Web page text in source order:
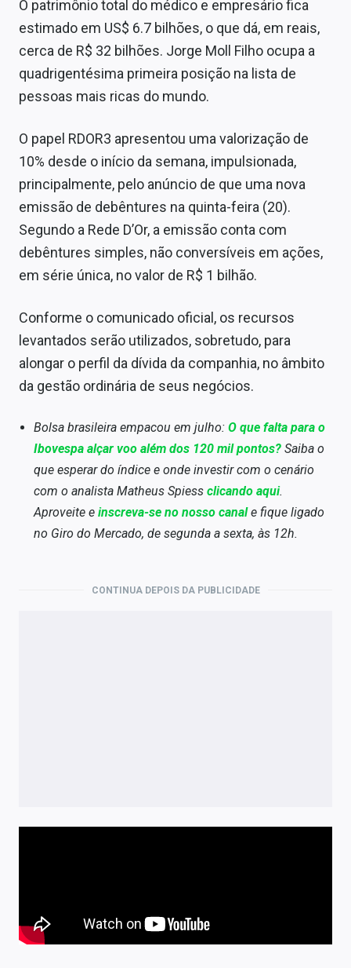
O patrimônio total do médico e empresário fica
estimado em US$ 6.7 bilhões, o que dá, em reais,
cerca de R$ 32 bilhões. Jorge Moll Filho ocupa a
quadrigentésima primeira posição na lista de
pessoas mais ricas do mundo.
O papel RDOR3 apresentou uma valorização de
10% desde o início da semana, impulsionada,
principalmente, pelo anúncio de que uma nova
emissão de debêntures na quinta-feira (20).
Segundo a Rede D’Or, a emissão conta com
debêntures simples, não conversíveis em ações,
em série única, no valor de R$ 1 bilhão.
Conforme o comunicado oficial, os recursos
levantados serão utilizados, sobretudo, para
alongar o perfil da dívida da companhia, no âmbito
da gestão ordinária de seus negócios.
Bolsa brasileira empacou em julho:O que falta para o
Ibovespa alçar voo além dos 120 mil pontos? Saiba o
que esperar do índice e onde investir com o cenário
com o analista Matheus Spiessclicando aqui.
Aproveite e inscreva-se no nosso canale fique ligado
no Giro do Mercado, de segunda a sexta, às 12h.
CONTINUA DEPOIS DA PUBLICIDADE